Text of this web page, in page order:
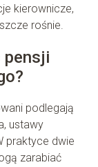
kierownicze,
rośnie.
pensji
podlegają
ustawy
praktyce dwie
zarabiać